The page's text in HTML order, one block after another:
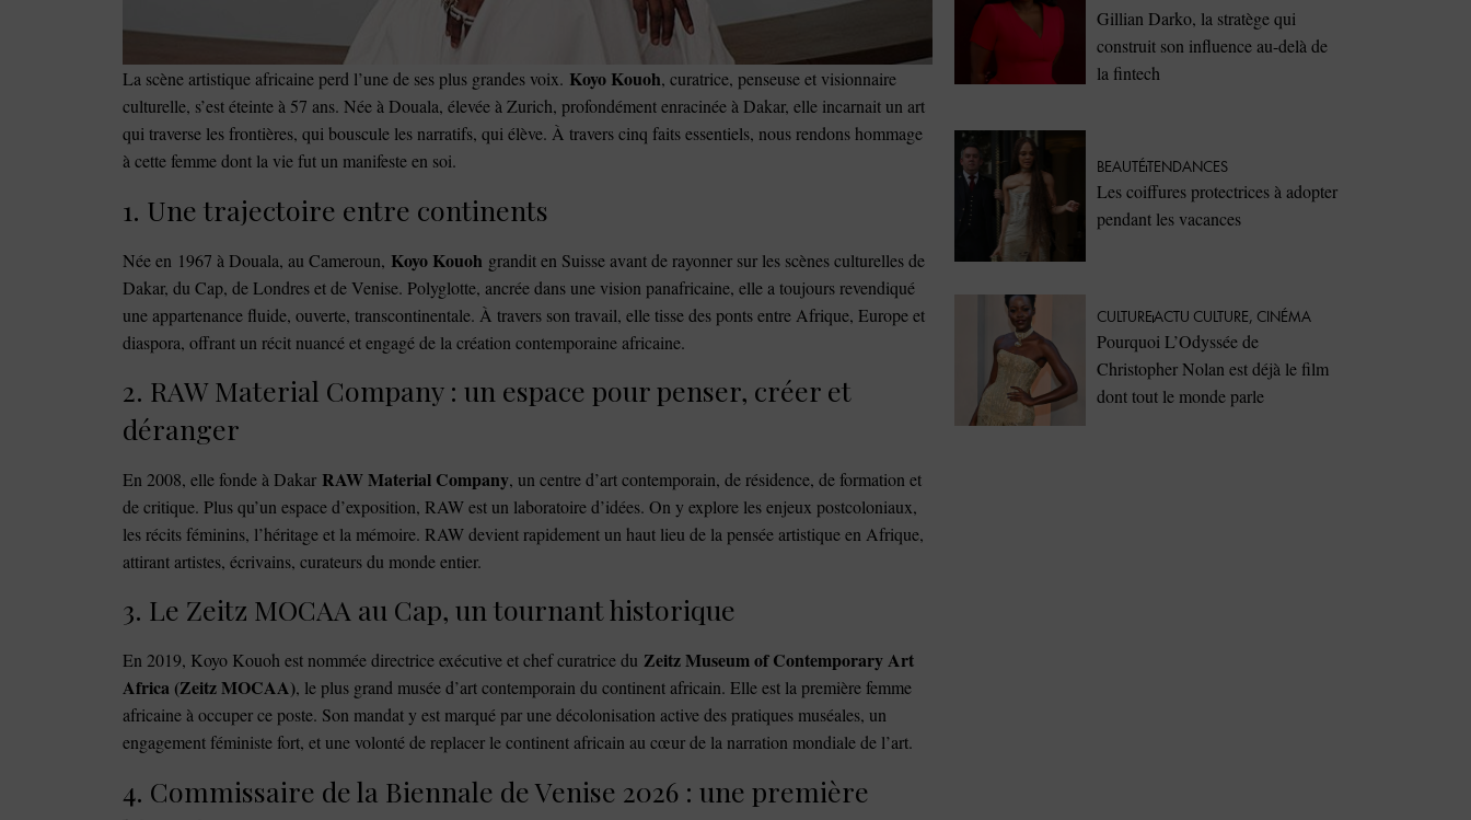
La scène artistique africaine perd l’une de ses plus grandes voix. Koyo Kouoh, curatrice, penseuse et visionnaire
culturelle, s’est éteinte à 57 ans. Née à Douala, élevée à Zurich, profondément enracinée à Dakar, elle incarnait un art
qui traverse les frontières, qui bouscule les narratifs, qui élève. À travers cinq faits essentiels, nous rendons hommage
à cette femme dont la vie fut un manifeste en soi.
1. Une trajectoire entre continents
Née en 1967 à Douala, au Cameroun, Koyo Kouoh grandit en Suisse avant de rayonner sur les scènes culturelles de
Dakar, du Cap, de Londres et de Venise. Polyglotte, ancrée dans une vision panafricaine, elle a toujours revendiqué
une appartenance fluide, ouverte, transcontinentale. À travers son travail, elle tisse des ponts entre Afrique, Europe et
diaspora, offrant un récit nuancé et engagé de la création contemporaine africaine.
2. RAW Material Company : un espace pour penser, créer et
déranger
En 2008, elle fonde à Dakar RAW Material Company, un centre d’art contemporain, de résidence, de formation et
de critique. Plus qu’un espace d’exposition, RAW est un laboratoire d’idées. On y explore les enjeux postcoloniaux,
les récits féminins, l’héritage et la mémoire. RAW devient rapidement un haut lieu de la pensée artistique en Afrique,
attirant artistes, écrivains, curateurs du monde entier.
3. Le Zeitz MOCAA au Cap, un tournant historique
En 2019, Koyo Kouoh est nommée directrice exécutive et chef curatrice du Zeitz Museum of Contemporary Art
Africa (Zeitz MOCAA), le plus grand musée d’art contemporain du continent africain. Elle est la première femme
africaine à occuper ce poste. Son mandat y est marqué par une décolonisation active des pratiques muséales, un
engagement féministe fort, et une volonté de replacer le continent africain au cœur de la narration mondiale de l’art.
4. Commissaire de la Biennale de Venise 2026 : une première
Gillian Darko, la stratège qui
construit son influence au-delà de
la fintech
BEAUTÉTENDANCES
Les coiffures protectrices à adopter
pendant les vacances
CULTUREACTU CULTURE, CINÉMA
Pourquoi L’Odyssée de
Christopher Nolan est déjà le film
dont tout le monde parle